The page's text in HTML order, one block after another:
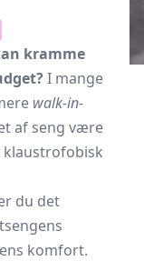
kramme
I mange
walk-in-
af seng være
klaustrofobisk
du det
komfort.